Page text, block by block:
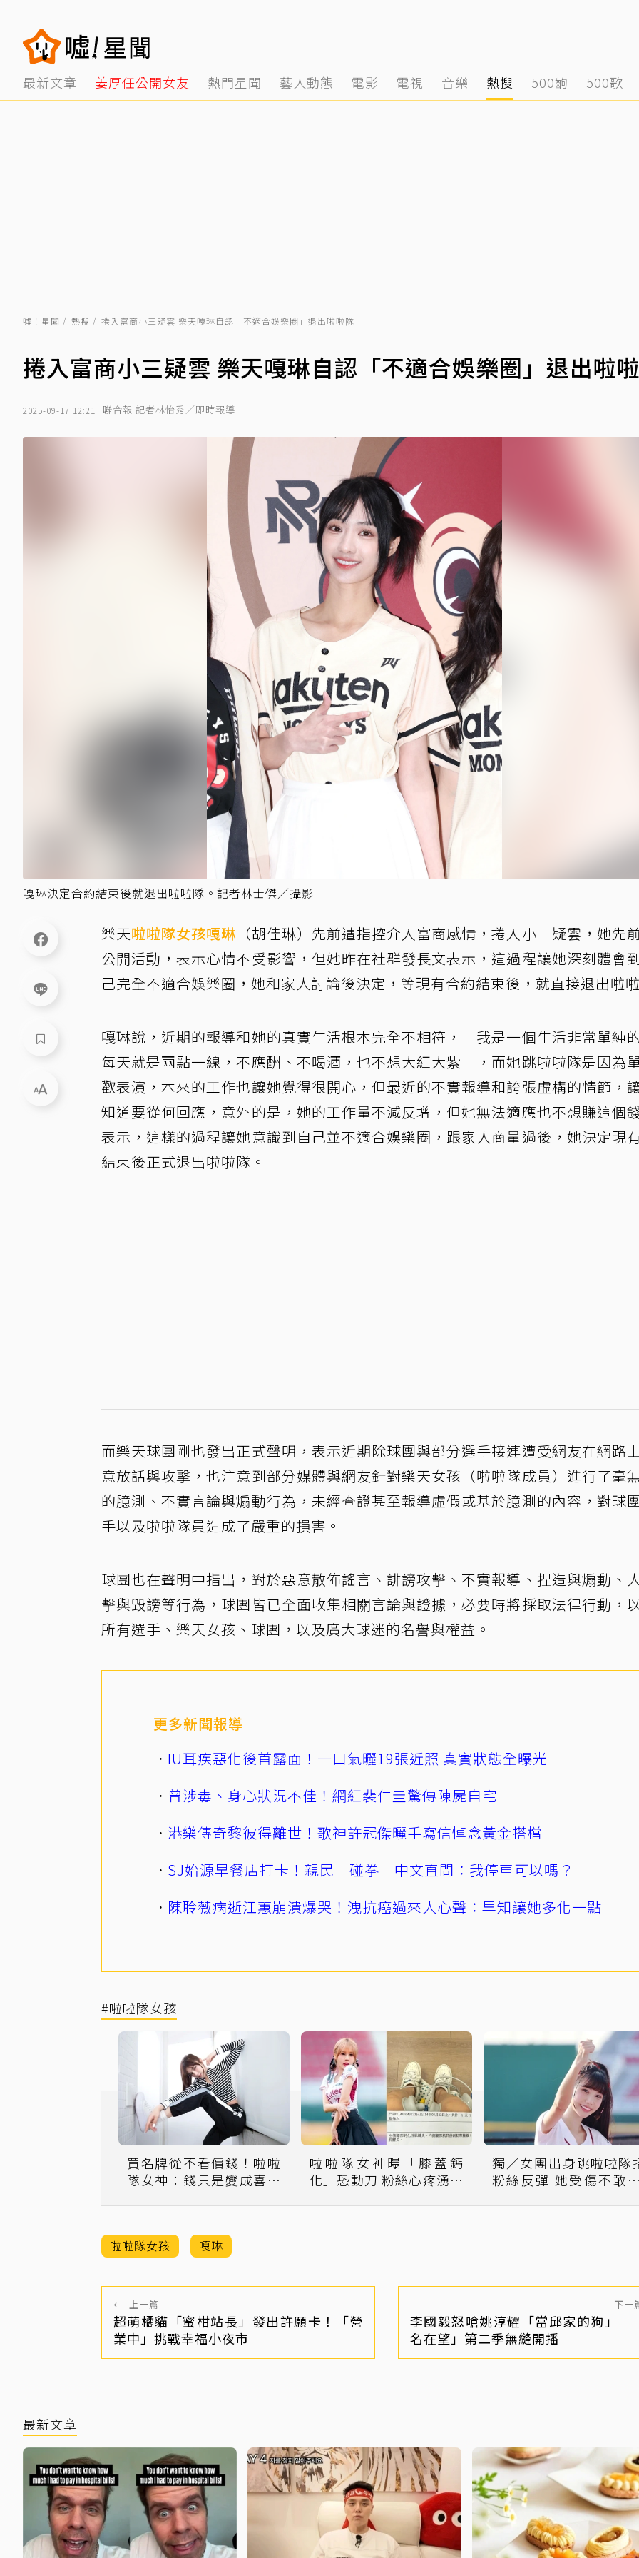
最新文章 姜厚任公開女友 熱門星聞 藝人動態 電影 電視 音樂 熱搜 500齣 500歌
噓！星聞 熱搜 捲入富商小三疑雲 樂天嘎琳自認「不適合娛樂圈」退出啦啦隊
捲入富商小三疑雲 樂天嘎琳自認「不適合娛樂圈」退出啦
2025-09-17 12:21 聯合報 記者林怡秀／即時報導
嘎琳決定合約結束後就退出啦啦隊。記者林士傑／攝影
樂天啦啦隊女孩嘎琳 （胡佳琳）先前遭指控介入富商感情，捲入小三疑雲，她先
公開活動，表示心情不受影響，但她昨在社群發長文表示，這過程讓她深刻體會
己完全不適合娛樂圈，她和家人討論後決定，等現有合約結束後，就直接退出啦
嘎琳說，近期的報導和她的真實生活根本完全不相符，「我是一個生活非常單純
每天就是兩點一線，不應酬、不喝酒，也不想大紅大紫」，而她跳啦啦隊是因為
歡表演，本來的工作也讓她覺得很開心，但最近的不實報導和誇張虛構的情節，
知道要從何回應，意外的是，她的工作量不減反增，但她無法適應也不想賺這個
表示，這樣的過程讓她意識到自己並不適合娛樂圈，跟家人商量過後，她決定現
結束後正式退出啦啦隊。
而樂天球團剛也發出正式聲明，表示近期除球團與部分選手接連遭受網友在網路
意放話與攻擊，也注意到部分媒體與網友針對樂天女孩（啦啦隊成員）進行了毫
的臆測、不實言論與煽動行為，未經查證甚至報導虛假或基於臆測的內容，對球
手以及啦啦隊員造成了嚴重的損害。
球團也在聲明中指出，對於惡意散佈謠言、誹謗攻擊、不實報導、捏造與煽動、
擊與毀謗等行為，球團皆已全面收集相關言論與證據，必要時將採取法律行動，
所有選手、樂天女孩、球團，以及廣大球迷的名譽與權益。
更多新聞報導
IU耳疾惡化後首露面！一口氣曬19張近照 真實狀態全曝光
曾涉毒、身心狀況不佳！網紅裴仁圭驚傳陳屍自宅
港樂傳奇黎彼得離世！歌神許冠傑曬手寫信悼念黃金搭檔
SJ始源早餐店打卡！親民「碰拳」中文直問：我停車可以嗎？
陳聆薇病逝江蕙崩潰爆哭！洩抗癌過來人心聲：早知讓她多化一點
#啦啦隊女孩
買名牌從不看價錢！啦啦
隊女神：錢只是變成喜歡
啦啦隊女神曝「膝蓋鈣
化」恐動刀 粉絲心疼湧留
獨／女團出身跳啦啦隊
粉絲反彈 她受傷不敢PO
啦啦隊女孩 嘎琳
← 上一篇
超萌橘貓「蜜柑站長」發出許願卡！「營
業中」挑戰幸福小夜市
下一
李國毅怒嗆姚淳耀「當邱家的狗」
名在望」第二季無縫開播
最新文章